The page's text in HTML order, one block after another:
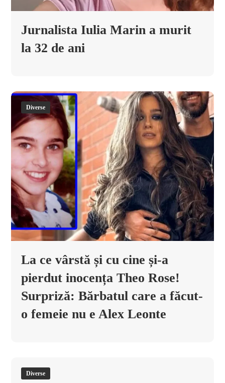
Jurnalista Iulia Marin a murit
la 32 de ani
Diverse
La ce vârstă și cu cine și-a
pierdut inocența Theo Rose!
Surpriză: Bărbatul care a făcut-
o femeie nu e Alex Leonte
Diverse